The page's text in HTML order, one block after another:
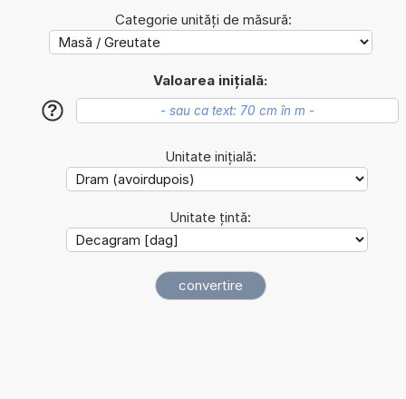
Categorie unități de măsură:
Valoarea inițială:
?
Unitate inițială:
Unitate țintă: